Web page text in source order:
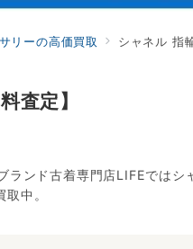
リーの高価買取 シャネル 指
査定】
ンド古着専門店LIFEでは
中。